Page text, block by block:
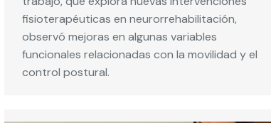
fisioterapéuticas en neurorrehabilitación,
observó mejoras en algunas variables
funcionales relacionadas con la movilidad y el
control postural.